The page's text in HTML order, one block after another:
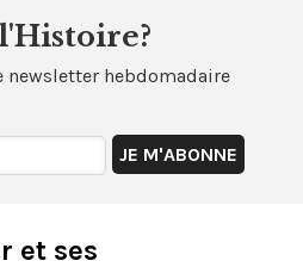
newsletter hebdomadaire
et ses